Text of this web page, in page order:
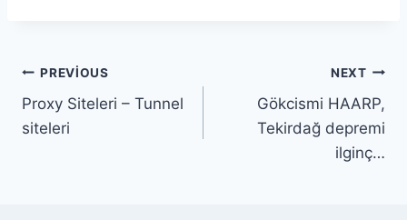
Yazı
gezinmesi
PREVIOUS
Proxy Siteleri – Tunnel
siteleri
NEXT
Gökcismi HAARP,
Tekirdağ depremi
ilginç…